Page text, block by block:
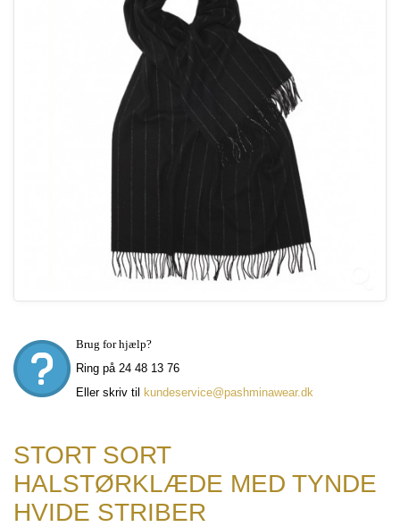
Brug for hjælp?
Ring på 24 48 13 76
Eller skriv til
kundeservice@pashminawear.dk
STORT SORT
HALSTØRKLÆDE MED TYNDE
HVIDE STRIBER